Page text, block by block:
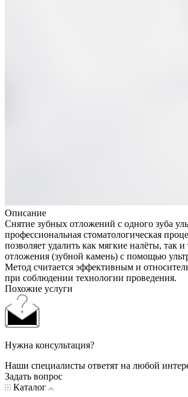
Описание
Снятие зубных отложений с одного зуба
профессиональная стоматологическая
позволяет удалить как мягкие налёты, так
отложения (зубной камень) с помощью
Метод считается эффективным и
при соблюдении технологии проведения.
Похожие услуги
Нужна консультация?
Наши специалисты ответят на любой
Задать вопрос
Каталог